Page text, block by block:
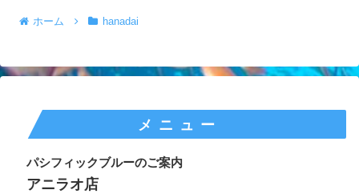
ホーム hanadai
メニュー
パシフィックブルーのご案内
アニラオ店